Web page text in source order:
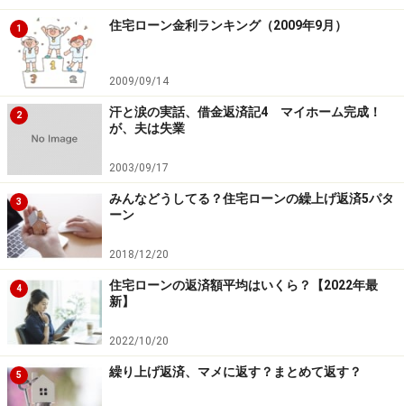
繰り上げ返済ですが、フラット35の場合は100万円から
可能です。民間の金融機関の場合にはもっと小口でも可
能です。但し繰り上げ返済することでどの程度効果があ
って、どのくらいお得になるのか必ず試算をして検討す
住宅ローンを早く完済する場合の注意点
は？
金銭的な側面のみを考えたら繰り上げ返済することがお
得なのは確かです。また預貯金ではあまりお金が殖えな
い一方、住宅ローンの負担は重く感じます。
しかし急に資金が必要になった場合、繰り上げ返済した
1 住宅ローン金利ランキング（2009年9月）
2009/09/14
2
汗と涙の実話、借金返済記4 マイホーム完成！
が、夫は失業
2003/09/17
3
みんなどうしてる？住宅ローンの繰上げ返済5パタ
ーン
2018/12/20
4
住宅ローンの返済額平均はいくら？【2022年最
新】
2022/10/20
5 繰り上げ返済、マメに返す？まとめて返す？